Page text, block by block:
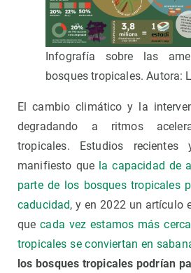
Infografía sobre las
bosques tropicales. Autora:
El cambio climático y la
degradando a ritmos
tropicales. Estudios
manifiesto que la capacidad de
parte de los bosques tropicales
caducidad, y en 2022 un artículo
quecada vez estamos más
tropicales se conviertan en
los bosques tropicales podrían